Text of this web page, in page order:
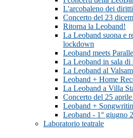
L'arcobaleno dei diritti
Concerto del 23
Ritorna la Leoband!
La Leoband suona e
lockdown
Leoband meets
La Leoband in sala di
La Leoband al
Leoband + Home
La Leoband a Villa
Concerto del 25
Leoband +
Leoband - 1° giugno
Laboratorio teatrale